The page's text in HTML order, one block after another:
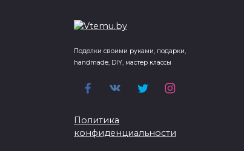
Поделки своими руками, подарки,
handmade, DIY, мастер классы
Политика
конфиденциальности